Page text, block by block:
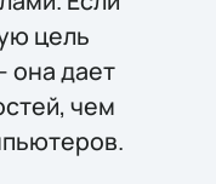
цель
она дает
чем